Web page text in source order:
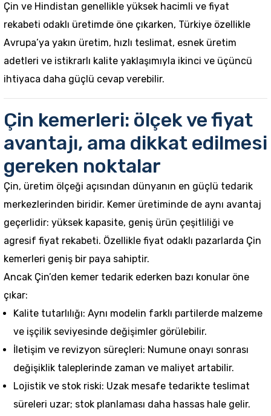
Çin ve Hindistan genellikle yüksek hacimli ve fiyat
rekabeti odaklı üretimde öne çıkarken, Türkiye özellikle
Avrupa’ya yakın üretim, hızlı teslimat, esnek üretim
adetleri ve istikrarlı kalite yaklaşımıyla ikinci ve üçüncü
ihtiyaca daha güçlü cevap verebilir.
Çin kemerleri: ölçek ve fiyat
avantajı, ama dikkat edilmesi
gereken noktalar
Çin, üretim ölçeği açısından dünyanın en güçlü tedarik
merkezlerinden biridir. Kemer üretiminde de aynı avantaj
geçerlidir: yüksek kapasite, geniş ürün çeşitliliği ve
agresif fiyat rekabeti. Özellikle fiyat odaklı pazarlarda Çin
kemerleri geniş bir paya sahiptir.
Ancak Çin’den kemer tedarik ederken bazı konular öne
çıkar:
Kalite tutarlılığı: Aynı modelin farklı partilerde malzeme
ve işçilik seviyesinde değişimler görülebilir.
İletişim ve revizyon süreçleri: Numune onayı sonrası
değişiklik taleplerinde zaman ve maliyet artabilir.
Lojistik ve stok riski: Uzak mesafe tedarikte teslimat
süreleri uzar; stok planlaması daha hassas hale gelir.